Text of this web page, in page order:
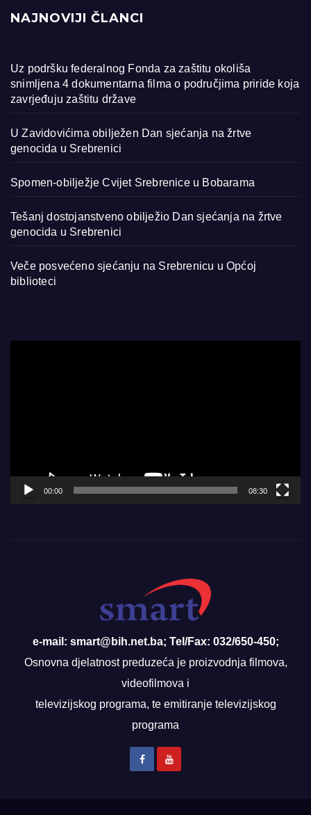
NAJNOVIJI ČLANCI
Uz podršku federalnog Fonda za zaštitu okoliša
snimljena 4 dokumentarna filma o područjima priride koja
zavrjeđuju zaštitu države
U Zavidovićima obilježen Dan sjećanja na žrtve
genocida u Srebrenici
Spomen-obilježje Cvijet Srebrenice u Bobarama
Tešanj dostojanstveno obilježio Dan sjećanja na žrtve
genocida u Srebrenici
Veče posvećeno sjećanju na Srebrenicu u Općoj
biblioteci
00:00 08:30
e-mail: smart@bih.net.ba; Tel/Fax: 032/650-450;
Osnovna djelatnost preduzeća je proizvodnja filmova,
videofilmova i
televizijskog programa, te emitiranje televizijskog
programa